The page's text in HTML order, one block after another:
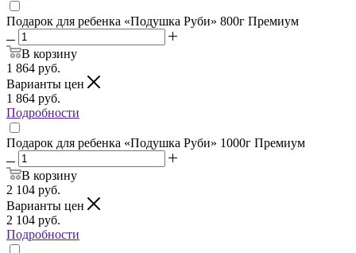
Подарок для ребенка «Подушка Руби» 800г Премиум
В корзину
1 864 руб.
Варианты цен
1 864 руб.
Подробности
Подарок для ребенка «Подушка Руби» 1000г Премиум
В корзину
2 104 руб.
Варианты цен
2 104 руб.
Подробности